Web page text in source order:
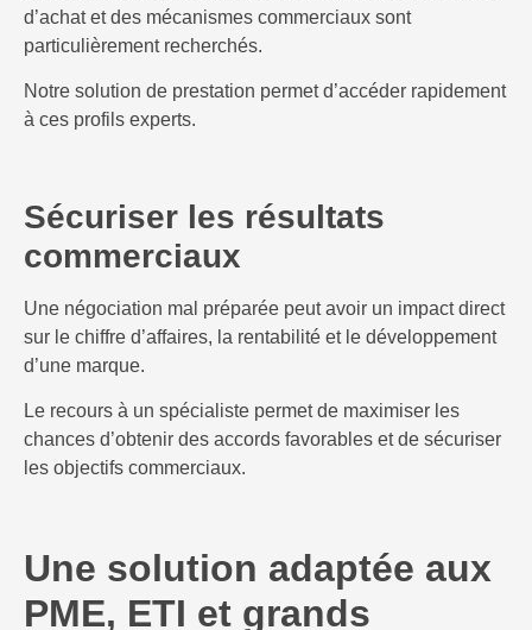
d’achat et des mécanismes commerciaux sont
particulièrement recherchés.
Notre solution de prestation permet d’accéder rapidement
à ces profils experts.
Sécuriser les résultats
commerciaux
Une négociation mal préparée peut avoir un impact direct
sur le chiffre d’affaires, la rentabilité et le développement
d’une marque.
Le recours à un spécialiste permet de maximiser les
chances d’obtenir des accords favorables et de sécuriser
les objectifs commerciaux.
Une solution adaptée aux
PME, ETI et grands